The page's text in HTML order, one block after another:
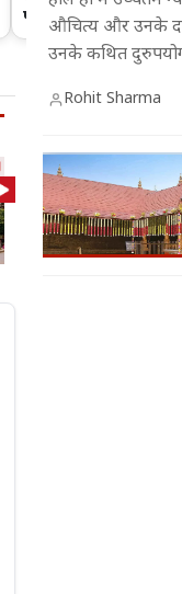
पॉजिटिव जवाब, किसके
आज नया मोड़
AI की मदद से 2-3 बाघ,
कुत्तों के बीच खोज निकाला
103 M'
औचित्य और उनके
उनके कथित
Rohit Sharma